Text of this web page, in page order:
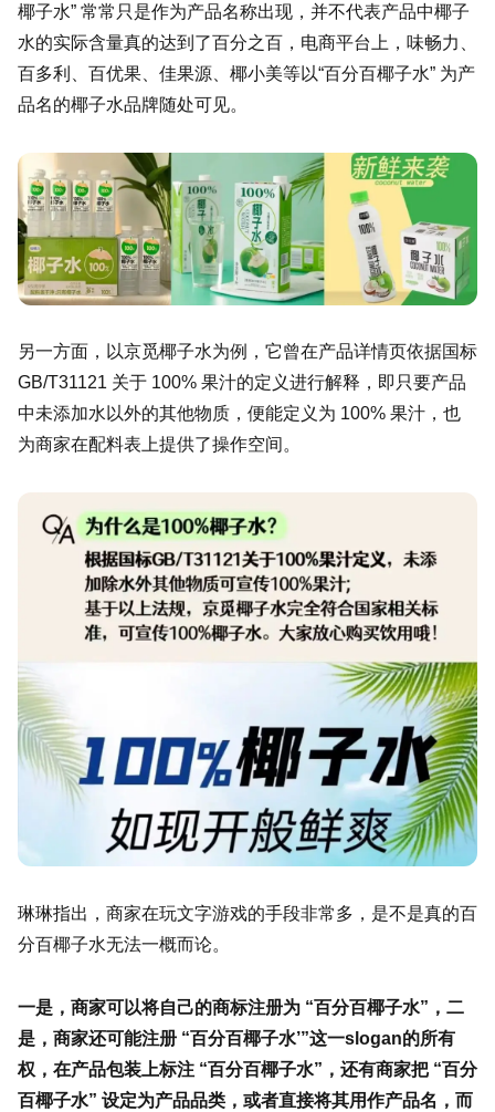
椰子水” 常常只是作为产品名称出现，并不代表产品中椰子
水的实际含量真的达到了百分之百，电商平台上，味畅力、
百多利、百优果、佳果源、椰小美等以“百分百椰子水” 为产
品名的椰子水品牌随处可见。
另一方面，以京觅椰子水为例，它曾在产品详情页依据国标
GB/T31121 关于 100% 果汁的定义进行解释，即只要产品
中未添加水以外的其他物质，便能定义为 100% 果汁，也
为商家在配料表上提供了操作空间。
琳琳指出，商家在玩文字游戏的手段非常多，是不是真的百
分百椰子水无法一概而论。
一是，商家可以将自己的商标注册为 “百分百椰子水”，二
是，商家还可能注册 “百分百椰子水’”这一slogan的所有
权，在产品包装上标注 “百分百椰子水”，还有商家把 “百分
百椰子水” 设定为产品品类，或者直接将其用作产品名，而